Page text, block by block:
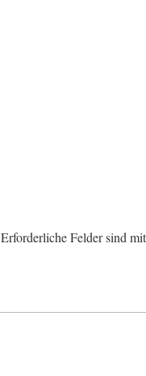
Erforderliche Felder sind mit